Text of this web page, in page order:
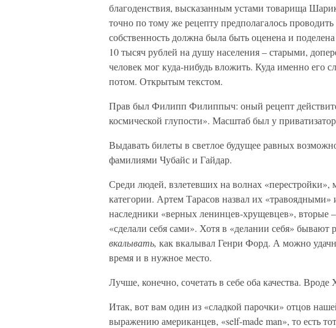
благоденствия, высказанным устами товарища
точно по тому же рецепту предполагалось
собственность должна была быть оценена и
10 тысяч рублей на душу населения – старыми,
человек мог куда-нибудь вложить. Куда именно его
потом. Открытым текстом.
Прав был Филипп Филиппыч: оный рецепт
космической глупости». Масштаб был у
Выдавать билеты в светлое будущее равных
фамилиями Чубайс и Гайдар.
Среди людей, взлетевших на волнах
категории. Артем Тарасов назвал их
наследники «верных ленинцев-хрущевцев», вторые
«сделали себя сами». Хотя в «делании себя»
вкалывать, как вкалывал Генри Форд. А можно
время и в нужное место.
Лучше, конечно, сочетать в себе оба качества.
Итак, вот вам один из «сладкой парочки» отцов
выражению американцев, «self-made man», то есть